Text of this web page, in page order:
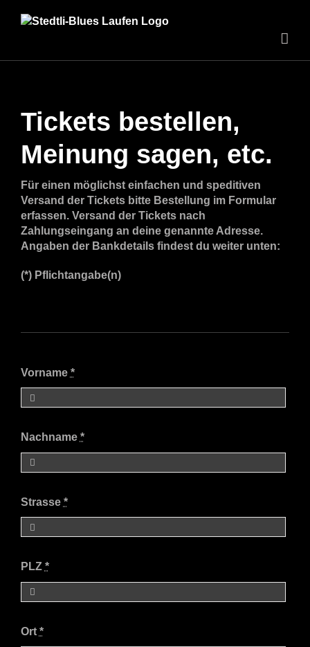
Inhalt
Tickets bestellen,
Meinung sagen, etc.
Für einen möglichst einfachen und speditiven
Versand der Tickets bitte Bestellung im Formular
erfassen. Versand der Tickets nach
Zahlungseingang an deine genannte Adresse.
Angaben der Bankdetails findest du weiter unten:
(*) Pflichtangabe(n)
Vorname *
Nachname *
Strasse *
PLZ *
Ort *